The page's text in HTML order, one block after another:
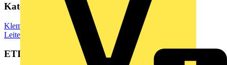
Kategorien
Klemmen, Steckverbinder & Verbindungselemente
Leiterplattensteckverbinder
ETIM Group